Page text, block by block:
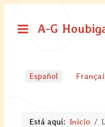
A-G
Seleccione su idioma
Español
Está aquí: Inicio